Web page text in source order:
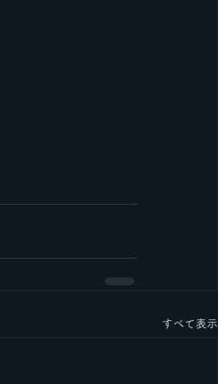
すべて表示